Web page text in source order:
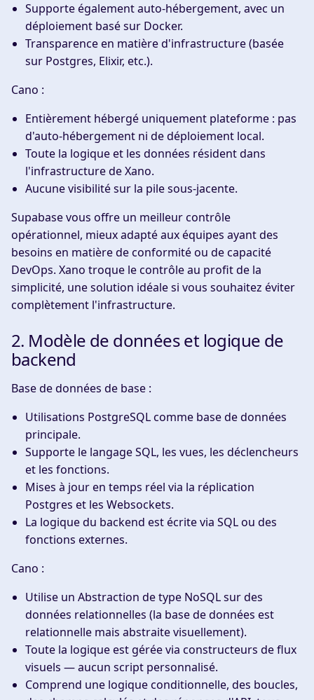
Supporte égalementauto-hébergement, avec un
déploiement basé sur Docker.
Transparence en matière d'infrastructure (basée
sur Postgres, Elixir, etc.).
Cano :
Entièrement hébergé uniquement plateforme : pas
d'auto-hébergement ni de déploiement local.
Toute la logique et les données résident dans
l'infrastructure de Xano.
Aucune visibilité sur la pile sous-jacente.
Supabase vous offre un meilleur contrôle
opérationnel, mieux adapté aux équipes ayant des
besoins en matière de conformité ou de capacité
DevOps. Xano troque le contrôle au profit de la
simplicité, une solution idéale si vous souhaitez éviter
complètement l'infrastructure.
2. Modèle de données et logique de
backend
Base de données de base :
Utilisations PostgreSQLcomme base de données
principale.
Supporte le langage SQL, les vues, les déclencheurs
et les fonctions.
Mises à jour en temps réel via la réplication
Postgres et les Websockets.
La logique du backend est écrite via SQL ou des
fonctions externes.
Cano :
Utilise un Abstraction de type NoSQLsur des
données relationnelles (la base de données est
relationnelle mais abstraite visuellement).
Toute la logique est gérée via constructeurs de flux
visuels — aucun script personnalisé.
Comprend une logique conditionnelle, des boucles,